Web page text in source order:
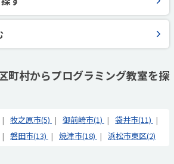
町村からプログラミング教室を探
牧之原市(5) 御前崎市(1)
袋井市(11)
磐田市(13) 焼津市(18) 浜松市東区(2)